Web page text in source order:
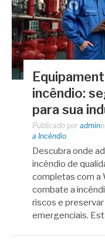
incêndio:
para sua
Publicado por admin
a Incêndio
Descubra onde
incêndio de
completas com a
combate a
riscos e
emergenciais.